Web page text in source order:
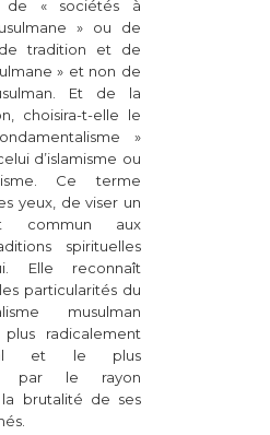
de « sociétés à
» ou de
tradition et de
» et non de
Et de la
choisira-t-elle le
»
d’islamisme ou
Ce terme
yeux, de viser un
commun aux
spirituelles
Elle reconnaît
particularités du
musulman
radicalement
et le plus
par le rayon
la brutalité de ses